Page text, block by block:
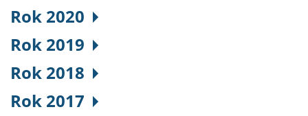
Rok 2020
Rok 2019
Rok 2018
Rok 2017